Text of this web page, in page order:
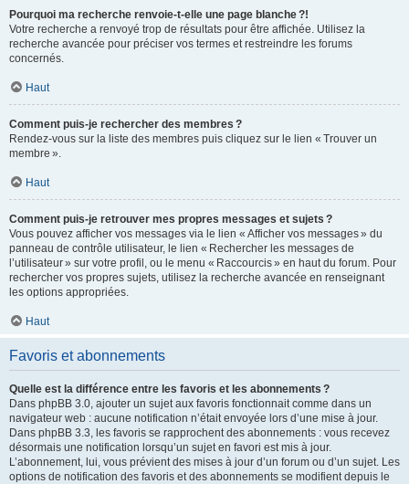
Pourquoi ma recherche renvoie-t-elle une page blanche ?!
Votre recherche a renvoyé trop de résultats pour être affichée. Utilisez la
recherche avancée pour préciser vos termes et restreindre les forums
concernés.
Haut
Comment puis-je rechercher des membres ?
Rendez-vous sur la liste des membres puis cliquez sur le lien « Trouver un
membre ».
Haut
Comment puis-je retrouver mes propres messages et sujets ?
Vous pouvez afficher vos messages via le lien « Afficher vos messages » du
panneau de contrôle utilisateur, le lien « Rechercher les messages de
l’utilisateur » sur votre profil, ou le menu « Raccourcis » en haut du forum. Pour
rechercher vos propres sujets, utilisez la recherche avancée en renseignant
les options appropriées.
Haut
Favoris et abonnements
Quelle est la différence entre les favoris et les abonnements ?
Dans phpBB 3.0, ajouter un sujet aux favoris fonctionnait comme dans un
navigateur web : aucune notification n’était envoyée lors d’une mise à jour.
Dans phpBB 3.3, les favoris se rapprochent des abonnements : vous recevez
désormais une notification lorsqu’un sujet en favori est mis à jour.
L’abonnement, lui, vous prévient des mises à jour d’un forum ou d’un sujet. Les
options de notification des favoris et des abonnements se modifient depuis le